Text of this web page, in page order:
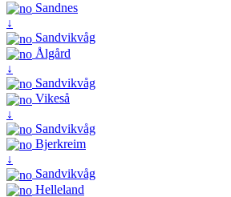
Sandnes
↓
Sandvikvåg
Ålgård
↓
Sandvikvåg
Vikeså
↓
Sandvikvåg
Bjerkreim
↓
Sandvikvåg
Helleland